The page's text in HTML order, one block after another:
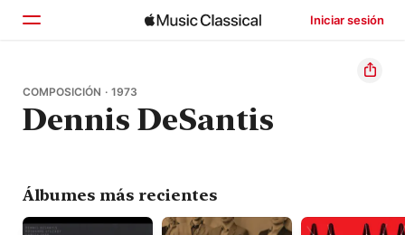
Iniciar sesión
Inicio
Explorar
COMPOSICIÓN · 1973
Dennis DeSantis
Álbumes más recientes